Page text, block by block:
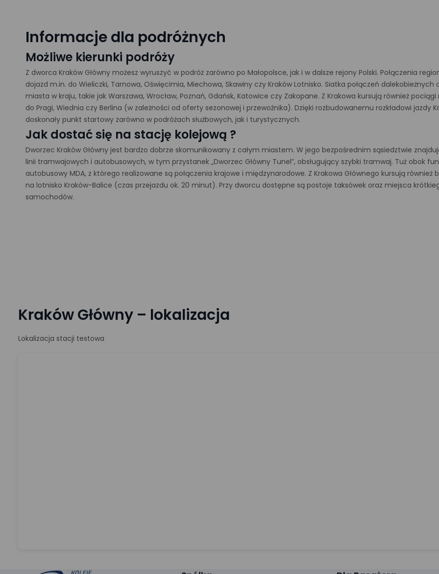
Informacje dla podróżnych
Możliwe kierunki podróży
Z dworca Kraków Główny możesz wyruszyć w podróż zarówno po Małopolsce, jak i w dalsze rejony Polski. Połączenia
dojazd m.in. do Wieliczki, Tarnowa, Oświęcimia, Miechowa, Skawiny czy Kraków Lotnisko. Siatka połączeń dalekobieżnych
miasta w kraju, takie jak Warszawa, Wrocław, Poznań, Gdańsk, Katowice czy Zakopane. Z Krakowa kursują również
do Pragi, Wiednia czy Berlina (w zależności od oferty sezonowej i przewoźnika). Dzięki rozbudowanemu rozkładowi jazdy
doskonały punkt startowy zarówno w podróżach służbowych, jak i turystycznych.
Jak dostać się na stację kolejową ?
Dworzec Kraków Główny jest bardzo dobrze skomunikowany z całym miastem. W jego bezpośrednim sąsiedztwie
linii tramwajowych i autobusowych, w tym przystanek „Dworzec Główny Tunel”, obsługujący szybki tramwaj. Tuż obok
autobusowy MDA, z którego realizowane są połączenia krajowe i międzynarodowe. Z Krakowa Głównego kursują również
na lotnisko Kraków-Balice (czas przejazdu ok. 20 minut). Przy dworcu dostępne są postoje taksówek oraz miejsca
samochodów.
Kraków Główny – lokalizacja
Lokalizacja stacji testowa